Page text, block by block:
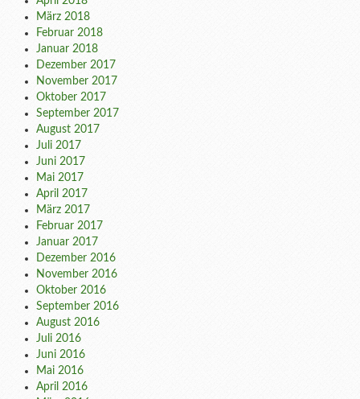
März 2018
Februar 2018
Januar 2018
Dezember 2017
November 2017
Oktober 2017
September 2017
August 2017
Juli 2017
Juni 2017
Mai 2017
April 2017
März 2017
Februar 2017
Januar 2017
Dezember 2016
November 2016
Oktober 2016
September 2016
August 2016
Juli 2016
Juni 2016
Mai 2016
April 2016